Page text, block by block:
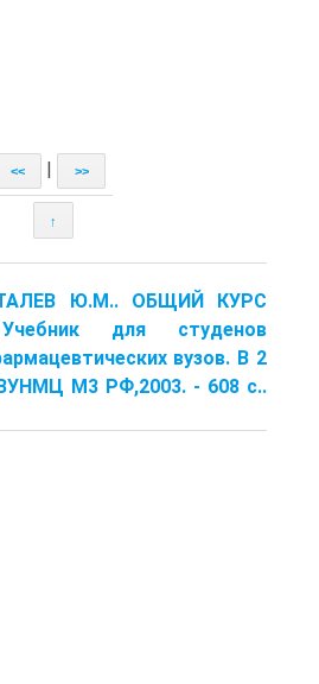
<< >>
↑
Ю.М.. ОБЩИЙ КУРС
для студенов
вузов. В 2
М3 РФ,2003. - 608 с..